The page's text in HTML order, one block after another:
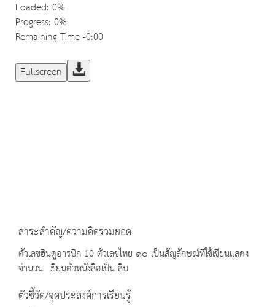
Loaded: 0%
Progress: 0%
Remaining Time-0:00
Fullscreen
สาระสำคัญ/ความคิดรวมยอด
ตัวเลขฮินดูอารบิก 10 ตัวเลขไทย ๑๐ เป็นสัญลักษณ์ที่ใช้เขียนแสดง
จำนวน เขียนตัวหนังสือเป็น สิบ
ตัวชี้วัด/จุดประสงค์การเรียนรู้